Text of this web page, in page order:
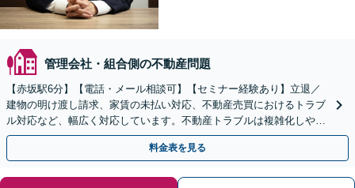
管理会社・組合側の不動産問題
【赤坂駅6分】【電話・メール相談可】【セミナー経験あり】立退／
建物の明け渡し請求、家賃の未払い対応、不動産売買におけるトラブ
ル対応など、幅広く対応しています。不動産トラブルは複雑化しやす
いため、お早めにご相談ください。【休日・夜間面談可】
料金表を見る